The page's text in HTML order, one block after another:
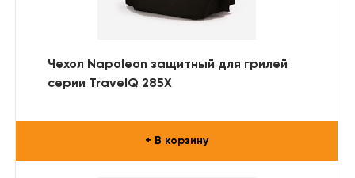
Чехол Napoleon защитный для грилей
серии TravelQ 285X
+ В корзину